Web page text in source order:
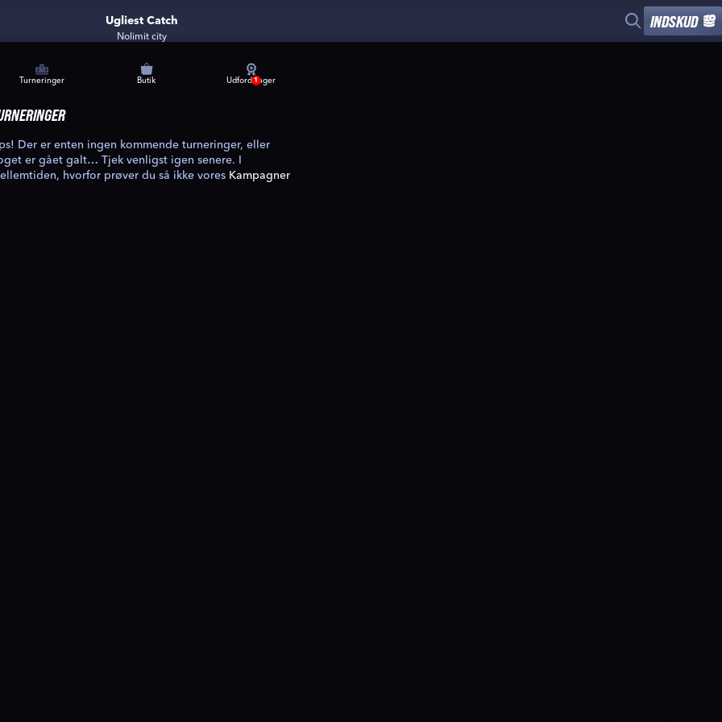
Ugliest Catch
Nolimit city
INDSKUD
Turneringer Butik 1
Udfordringer
Der er enten ingen kommende turneringer, eller
er gået galt… Tjek venligst igen senere. I
hvorfor prøver du så ikke vores Kampagner